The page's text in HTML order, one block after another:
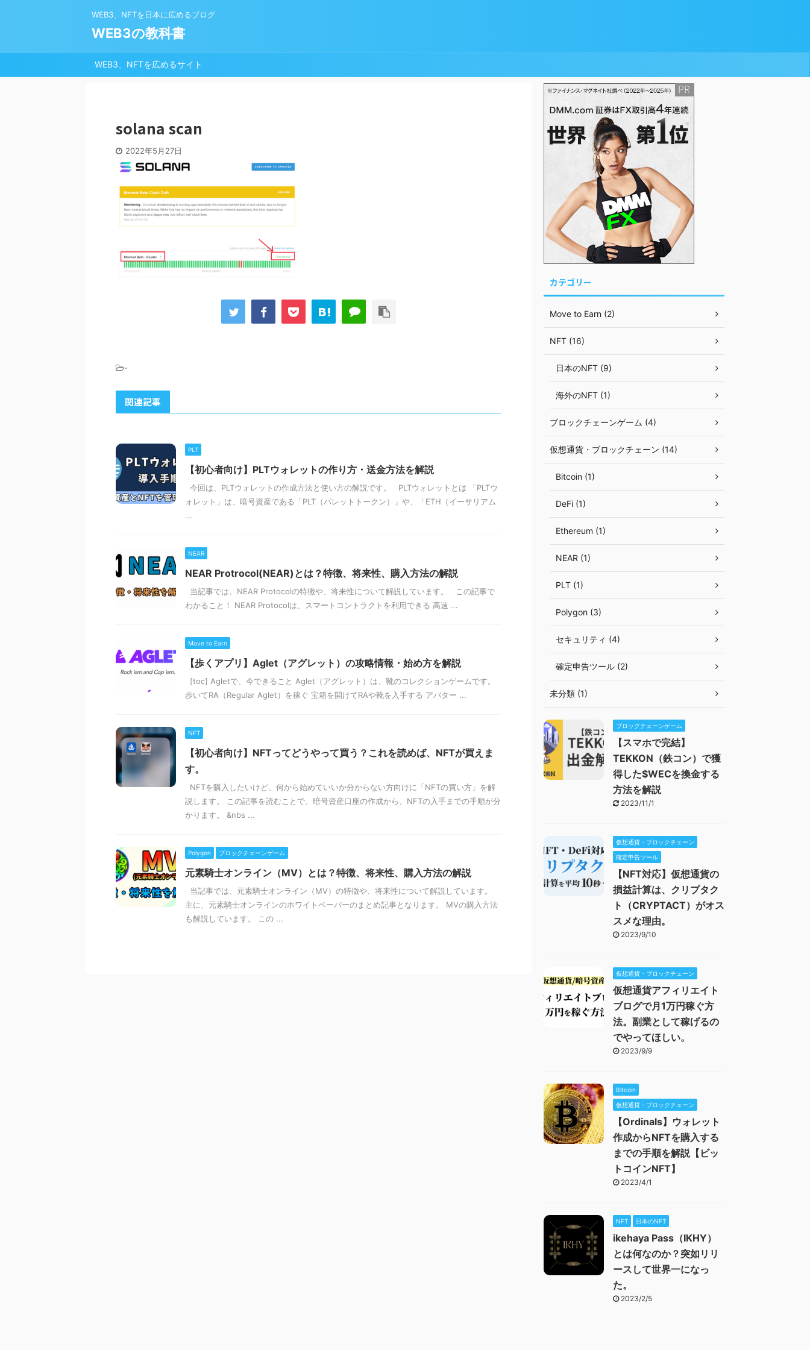
WEB3、NFTを日本に広めるブログ
WEB3の教科書
WEB3、NFTを広めるサイト
solana scan
2022年5月27日
-
関連記事
PLT
【初心者向け】PLTウォレットの作り方・送金方法を解説
今回は、PLTウォレットの作成方法と使い方の解説です。 PLTウォレットとは 「PLTウ
ォレット」は、暗号資産である「PLT（パレットトークン）」や、「ETH（イーサリアム
...
NEAR
NEAR Protrocol(NEAR)とは？特徴、将来性、購入方法の解説
当記事では、NEAR Protocolの特徴や、将来性について解説しています。 この記事で
わかること！ NEAR Protocolは、スマートコントラクトを利用できる 高速 ...
Move to Earn
【歩くアプリ】Aglet（アグレット）の攻略情報・始め方を解説
[toc] Agletで、今できること Aglet（アグレット）は、靴のコレクションゲームです。
歩いてRA（Regular Aglet）を稼ぐ 宝箱を開けてRAや靴を入手する アバター ...
NFT
【初心者向け】NFTってどうやって買う？これを読めば、NFTが買えま
す。
NFTを購入したいけど、何から始めていいか分からない方向けに「NFTの買い方」を解
説します。 この記事を読むことで、暗号資産口座の作成から、NFTの入手までの手順が分
かります。 &nbs ...
Polygon ブロックチェーンゲーム
元素騎士オンライン（MV）とは？特徴、将来性、購入方法の解説
当記事では、元素騎士オンライン（MV）の特徴や、将来性について解説しています。
主に、元素騎士オンラインのホワイトペーパーのまとめ記事となります。 MVの購入方法
も解説しています。 この ...
カテゴリー
Move to Earn (2)
NFT (16)
日本のNFT (9)
海外のNFT (1)
ブロックチェーンゲーム (4)
仮想通貨・ブロックチェーン (14)
Bitcoin (1)
DeFi (1)
Ethereum (1)
NEAR (1)
PLT (1)
Polygon (3)
セキュリティ (4)
確定申告ツール (2)
未分類 (1)
ブロックチェーンゲーム
【スマホで完結】
TEKKON（鉄コン）で獲
得した$WECを換金する
方法を解説
2023/11/1
仮想通貨・ブロックチェーン
確定申告ツール
【NFT対応】仮想通貨の
損益計算は、クリプタク
ト（CRYPTACT）がオス
スメな理由。
2023/9/10
仮想通貨・ブロックチェーン
仮想通貨アフィリエイト
ブログで月1万円稼ぐ方
法。副業として稼げるの
でやってほしい。
2023/9/9
Bitcoin
仮想通貨・ブロックチェーン
【Ordinals】ウォレット
作成からNFTを購入する
までの手順を解説【ビッ
トコインNFT】
2023/4/1
NFT 日本のNFT
ikehaya Pass（IKHY）
とは何なのか？突如リリ
ースして世界一になっ
た。
2023/2/5